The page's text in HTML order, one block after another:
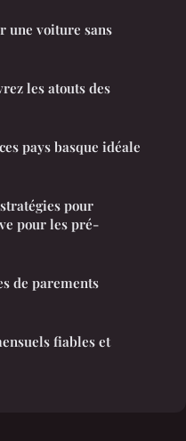
une voiture sans
les atouts des
pays basque idéale
pour
pour les pré-
de parements
fiables et